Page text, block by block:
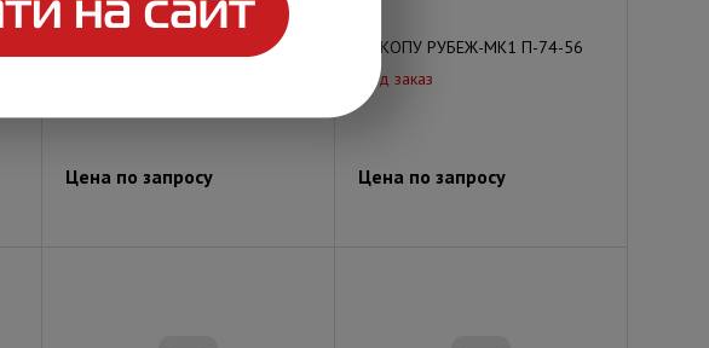
ППКОПУ РУБЕЖ-МК1 М-51-115
Цена по запросу
ППКОПУ РУБЕЖ-МК1 П-74-56
Под заказ
Цена по запросу